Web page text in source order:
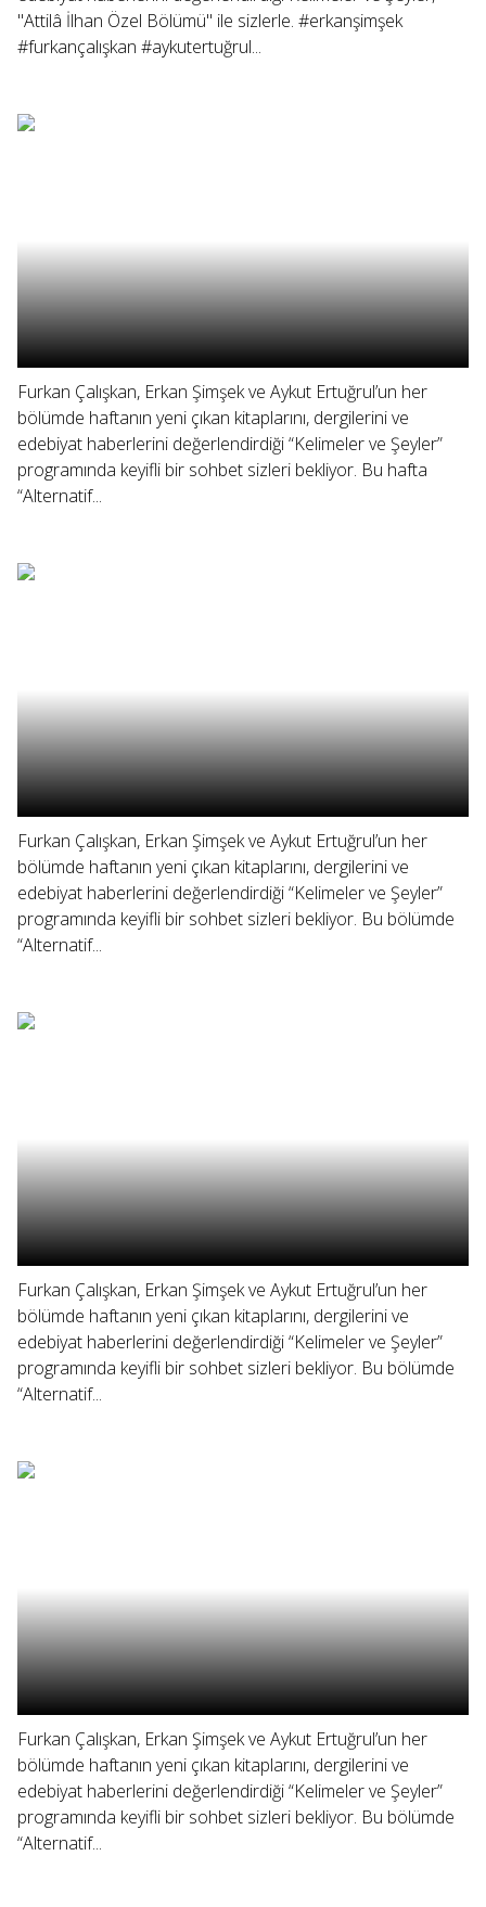
"Attilâ İlhan Özel Bölümü" ile sizlerle. #erkanşimşek
#furkançalışkan #aykutertuğrul...
Furkan Çalışkan, Erkan Şimşek ve Aykut Ertuğrul’un her
bölümde haftanın yeni çıkan kitaplarını, dergilerini ve
edebiyat haberlerini değerlendirdiği “Kelimeler ve Şeyler”
programında keyifli bir sohbet sizleri bekliyor. Bu hafta
“Alternatif...
Furkan Çalışkan, Erkan Şimşek ve Aykut Ertuğrul’un her
bölümde haftanın yeni çıkan kitaplarını, dergilerini ve
edebiyat haberlerini değerlendirdiği “Kelimeler ve Şeyler”
programında keyifli bir sohbet sizleri bekliyor. Bu bölümde
“Alternatif...
Furkan Çalışkan, Erkan Şimşek ve Aykut Ertuğrul’un her
bölümde haftanın yeni çıkan kitaplarını, dergilerini ve
edebiyat haberlerini değerlendirdiği “Kelimeler ve Şeyler”
programında keyifli bir sohbet sizleri bekliyor. Bu bölümde
“Alternatif...
Furkan Çalışkan, Erkan Şimşek ve Aykut Ertuğrul’un her
bölümde haftanın yeni çıkan kitaplarını, dergilerini ve
edebiyat haberlerini değerlendirdiği “Kelimeler ve Şeyler”
programında keyifli bir sohbet sizleri bekliyor. Bu bölümde
“Alternatif...